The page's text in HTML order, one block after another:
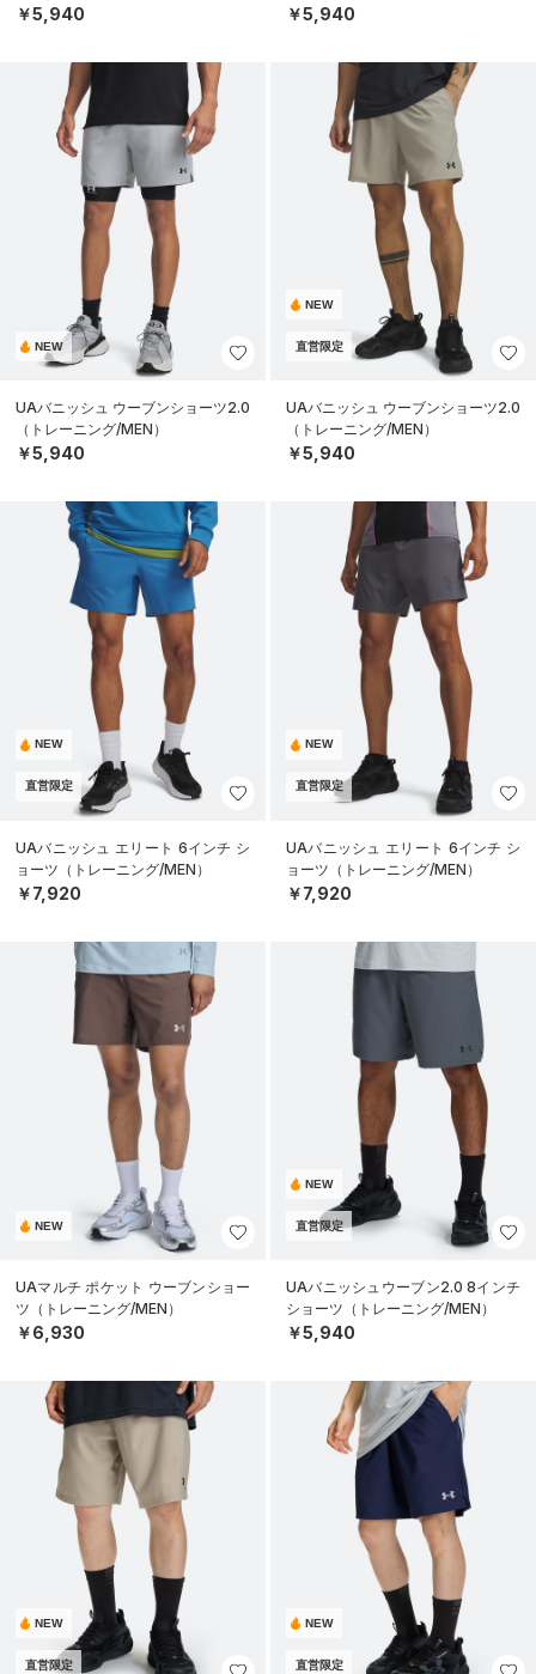
￥5,940 ￥5,940
NEW
UAバニッシュ ウーブンショーツ2.0
（トレーニング/MEN）
￥5,940
NEW
直営限定
UAバニッシュ ウーブンショーツ2.0
（トレーニング/MEN）
￥5,940
NEW
直営限定
UAバニッシュ エリート 6インチ シ
ョーツ（トレーニング/MEN）
￥7,920
NEW
直営限定
UAバニッシュ エリート 6インチ シ
ョーツ（トレーニング/MEN）
￥7,920
NEW
UAマルチ ポケット ウーブンショー
ツ（トレーニング/MEN）
￥6,930
NEW
直営限定
UAバニッシュウーブン2.0 8インチ
ショーツ（トレーニング/MEN）
￥5,940
NEW
直営限定
NEW
直営限定